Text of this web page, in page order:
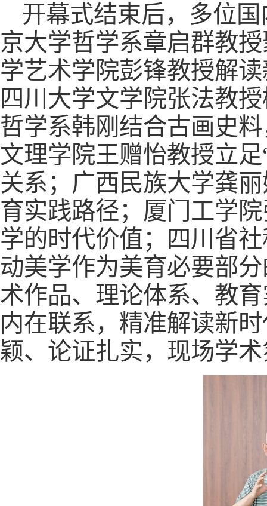
开幕式结束后，多位
京大学哲学系章启群教
学艺术学院彭锋教授解
四川大学文学院张法教
哲学系韩刚结合古画史
文理学院王赠怡教授立
关系；广西民族大学龚
育实践路径；厦门工学
学的时代价值；四川省
动美学作为美育必要部
术作品、理论体系、教
内在联系，精准解读新
颖、论证扎实，现场学